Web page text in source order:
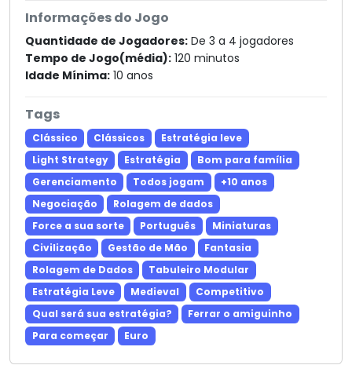
Informações do Jogo
Quantidade de Jogadores: De 3 a 4 jogadores
Tempo de Jogo(média): 120 minutos
Idade Mínima: 10 anos
Tags
Clássico Clássicos
Estratégia leve
Light Strategy
Estratégia
Bom para família
Gerenciamento
Todos jogam
+10 anos
Negociação
Rolagem de dados
Force a sua sorte
Português
Miniaturas
Civilização
Gestão de Mão
Fantasia
Rolagem de Dados
Tabuleiro Modular
Estratégia Leve
Medieval
Competitivo
Qual será sua estratégia?
Ferrar o amiguinho
Para começar
Euro